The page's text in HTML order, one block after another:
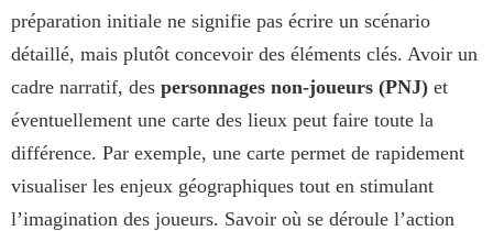
préparation initiale ne signifie pas écrire un scénario
détaillé, mais plutôt concevoir des éléments clés. Avoir un
cadre narratif, des personnages non-joueurs (PNJ) et
éventuellement une carte des lieux peut faire toute la
différence. Par exemple, une carte permet de rapidement
visualiser les enjeux géographiques tout en stimulant
l’imagination des joueurs. Savoir où se déroule l’action